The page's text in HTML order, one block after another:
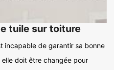
tuile sur toiture
incapable de garantir sa bonne
doit être changée pour